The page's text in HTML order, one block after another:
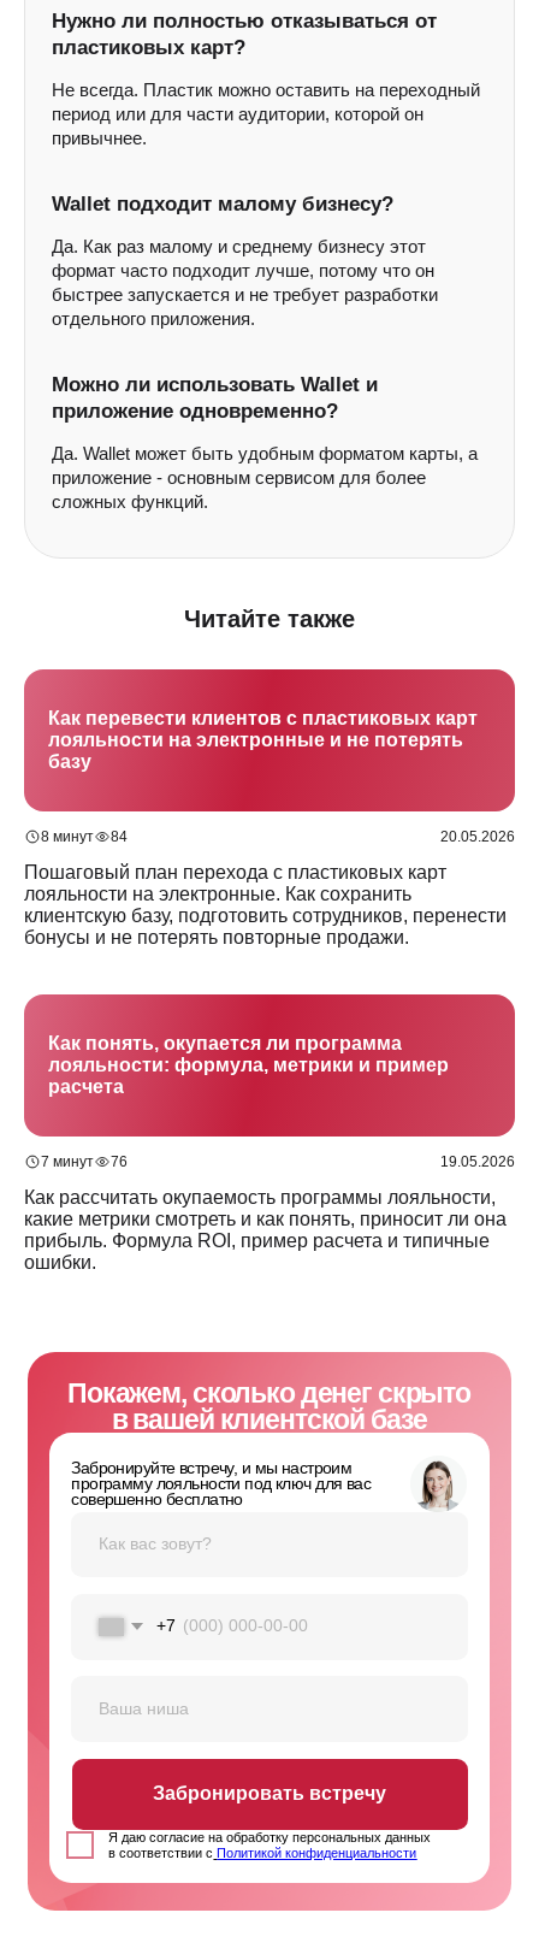
Нужно ли полностью отказываться от
пластиковых карт?
Не всегда. Пластик можно оставить на переходный
период или для части аудитории, которой он
привычнее.
Wallet подходит малому бизнесу?
Да. Как раз малому и среднему бизнесу этот
формат часто подходит лучше, потому что он
быстрее запускается и не требует разработки
отдельного приложения.
Можно ли использовать Wallet и
приложение одновременно?
Да. Wallet может быть удобным форматом карты, а
приложение - основным сервисом для более
сложных функций.
Читайте также
Как перевести клиентов с пластиковых карт
лояльности на электронные и не потерять
базу
8 минут 84 20.05.2026
Пошаговый план перехода с пластиковых карт
лояльности на электронные. Как сохранить
клиентскую базу, подготовить сотрудников, перенести
бонусы и не потерять повторные продажи.
Как понять, окупается ли программа
лояльности: формула, метрики и пример
расчета
7 минут 76 19.05.2026
Как рассчитать окупаемость программы лояльности,
какие метрики смотреть и как понять, приносит ли она
прибыль. Формула ROI, пример расчета и типичные
ошибки.
в соответствии с Политикой конфиденциальности
О сервисеДля когоТарифСоздание карты
AI-аналитикаКейсыПрограмма лояльности
API документацияБаза знаний
Общие вопросы:
support@loyalclub.ru
Публичная оферта
Политика конфиденциальности
42, стр. 1
ИНН 9715518580